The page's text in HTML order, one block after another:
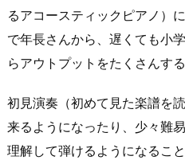
るアコースティックピアノ）
で年長さんから、遅くても小
らアウトプットをたくさんす
初見演奏（初めて見た楽譜を
来るようになったり、少々難
理解して弾けるようになること